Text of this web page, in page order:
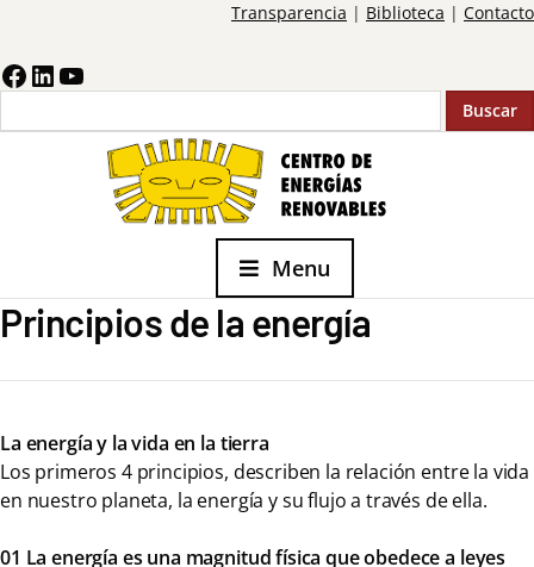
Transparencia | Biblioteca | Contacto
Buscar
Menu
Principios de la energía
La energía y la vida en la tierra
Los primeros 4 principios, describen la relación entre la vida
en nuestro planeta, la energía y su flujo a través de ella.
01 La energía es una magnitud física que obedece a leyes